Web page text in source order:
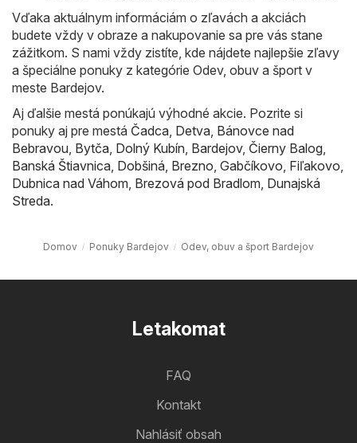
Vďaka aktuálnym informáciám o zľavách a akciách
budete vždy v obraze a nakupovanie sa pre vás stane
zážitkom. S nami vždy zistíte, kde nájdete najlepšie zľavy
a špeciálne ponuky z kategórie Odev, obuv a šport v
meste Bardejov.
Aj ďalšie mestá ponúkajú výhodné akcie. Pozrite si
ponuky aj pre mestá Čadca Detva Bánovce nad
Bebravou Bytča Dolný Kubín Bardejov, Čierny Balog
Banská Štiavnica Dobšiná Brezno Gabčíkovo Fiľakovo
Dubnica nad Váhom Brezová pod Bradlom Dunajská
Streda.
Domov Ponuky Bardejov Odev, obuv a šport Bardejov
Letakomat
FAQ
Kontakt
Nahlásiť obsah